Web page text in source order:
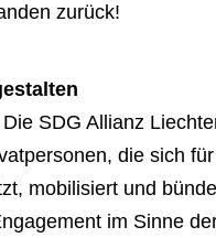
zurück!
SDG Allianz
die sich
mobilisiert und
im Sinne